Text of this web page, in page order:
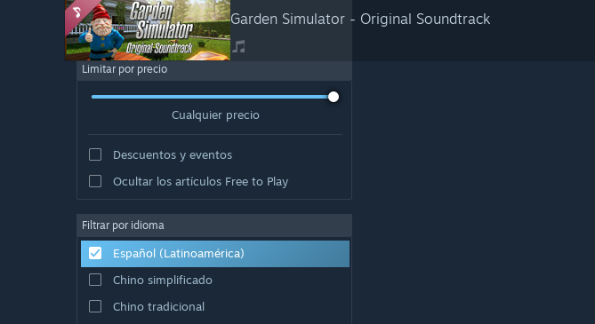
Garden Simulator - Original Soundtrack
Limitar por precio
Cualquier precio
Descuentos y eventos
Ocultar los artículos Free to Play
Filtrar por idioma
Español (Latinoamérica)
Chino simplificado
Chino tradicional